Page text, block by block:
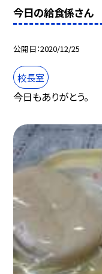
今日の給食係さん
公開日 2020/12/25
校長室
今日もありがとう。